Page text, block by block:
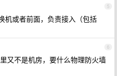
5
机或者前面，负责接入（包括
6
又不是机房，要什么物理防火墙